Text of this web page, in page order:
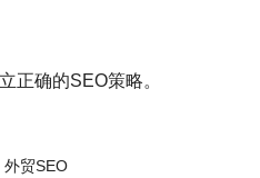
正确的SEO策略。
外贸SEO